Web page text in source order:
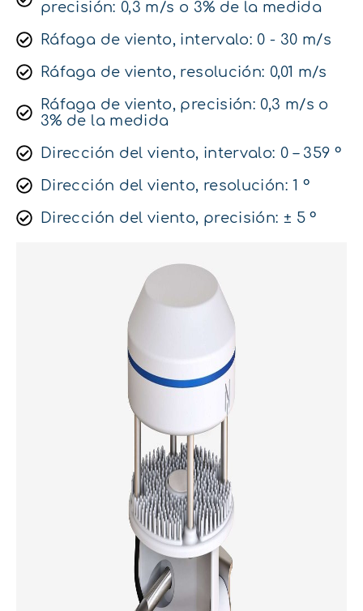
precisión: 0,3 m/s o 3% de la medida
Ráfaga de viento, intervalo: 0 - 30 m/s
Ráfaga de viento, resolución: 0,01 m/s
Ráfaga de viento, precisión: 0,3 m/s o
3% de la medida
Dirección del viento, intervalo: 0 – 359 °
Dirección del viento, resolución: 1 °
Dirección del viento, precisión: ± 5 °